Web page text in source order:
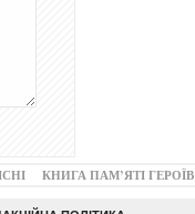
КНИГА ПАМ’ЯТІ ГЕРОЇВ